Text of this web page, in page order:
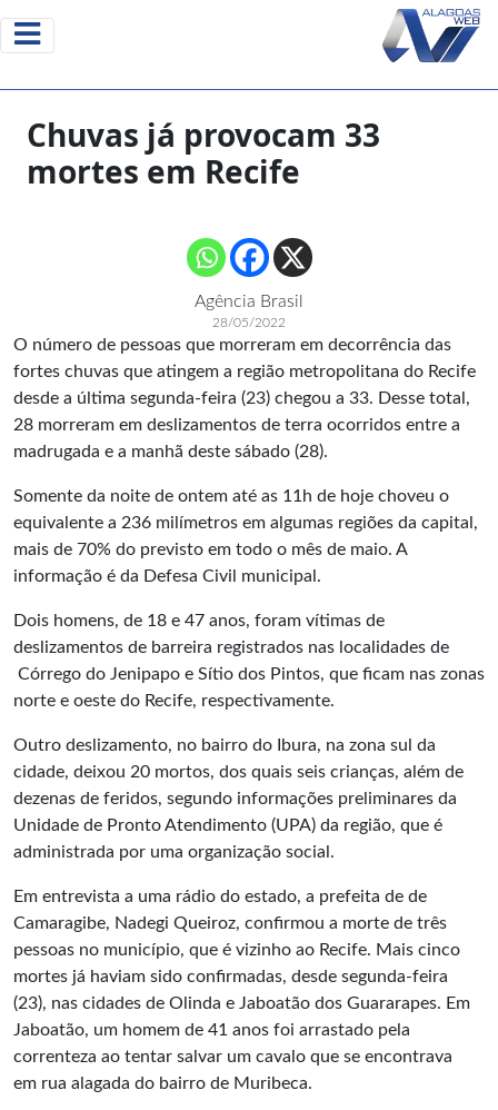
Chuvas já provocam 33
mortes em Recife
Agência Brasil
28/05/2022
O número de pessoas que morreram em decorrência das
fortes chuvas que atingem a região metropolitana do Recife
desde a última segunda-feira (23) chegou a 33. Desse total,
28 morreram em deslizamentos de terra ocorridos entre a
madrugada e a manhã deste sábado (28).
Somente da noite de ontem até as 11h de hoje choveu o
equivalente a 236 milímetros em algumas regiões da capital,
mais de 70% do previsto em todo o mês de maio. A
informação é da Defesa Civil municipal.
Dois homens, de 18 e 47 anos, foram vítimas de
deslizamentos de barreira registrados nas localidades de
Córrego do Jenipapo e Sítio dos Pintos, que ficam nas zonas
norte e oeste do Recife, respectivamente.
Outro deslizamento, no bairro do Ibura, na zona sul da
cidade, deixou 20 mortos, dos quais seis crianças, além de
dezenas de feridos, segundo informações preliminares da
Unidade de Pronto Atendimento (UPA) da região, que é
administrada por uma organização social.
Em entrevista a uma rádio do estado, a prefeita de de
Camaragibe, Nadegi Queiroz, confirmou a morte de três
pessoas no município, que é vizinho ao Recife. Mais cinco
mortes já haviam sido confirmadas, desde segunda-feira
(23), nas cidades de Olinda e Jaboatão dos Guararapes. Em
Jaboatão, um homem de 41 anos foi arrastado pela
correnteza ao tentar salvar um cavalo que se encontrava
em rua alagada do bairro de Muribeca.